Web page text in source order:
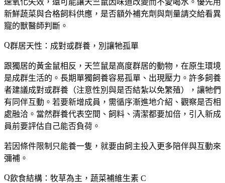
新鮮蔬菜與合格飼料供應，是否額外補充劑與劑量請交給看異
寵的獸醫師判斷。
群居天性：成對或群養，別讓牠孤單
跟獨居的黃金鼠相反，天竺鼠是高度群居的動物，在原生環境
是成群生活的。長期單獨飼養容易孤單、出現壓力。許多飼養
者建議成對或群養（注意性別與是否結紮以免繁殖），讓牠們
有同伴互動。若要新增成員，需循序漸進地介紹、觀察是否相
處融洽。當然群養代表空間、飼料、清潔都要加倍，引入新成
員前要評估自己能否負荷。
若因條件限制只能養一隻，就要由飼主投入更多陪伴與互動來
彌補。
飲食結構：牧草為主，蔬菜補維生素 C